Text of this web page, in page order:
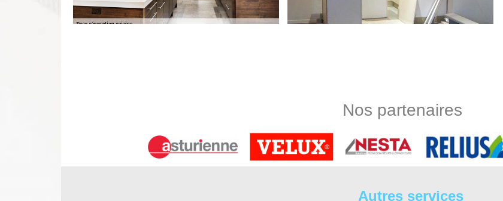
d’optimiser l’espace. Souvent pratique et facile à installer, vous pouvez toutefois confier les installations à un
Entreprise pose de cuisine – DS Entretien 37
Voulez-vous réaliser un changement de cuisine pour votre maison ? Notre équipe DS Entretien 37 sera à votre
Nos partenaires
Autres services